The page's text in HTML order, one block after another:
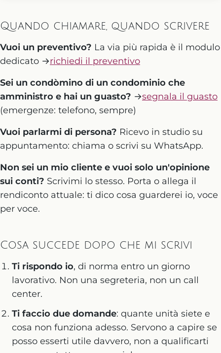
Quando chiamare, quando scrivere
Vuoi un preventivo? La via più rapida è il modulo
dedicato →richiedi il preventivo
Sei un condòmino di un condominio che
amministro e hai un guasto? →segnala il guasto
(emergenze: telefono, sempre)
Vuoi parlarmi di persona? Ricevo in studio su
appuntamento: chiama o scrivi su WhatsApp.
Non sei un mio cliente e vuoi solo un'opinione
sui conti? Scrivimi lo stesso. Porta o allega il
rendiconto attuale: ti dico cosa guarderei io, voce
per voce.
Cosa succede dopo che mi scrivi
Ti rispondo io, di norma entro un giorno
lavorativo. Non una segreteria, non un call
center.
Ti faccio due domande: quante unità siete e
cosa non funziona adesso. Servono a capire se
posso esserti utile davvero, non a qualificarti